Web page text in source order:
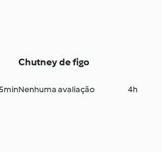
Chutney de figo
Nenhuma avaliação 4h